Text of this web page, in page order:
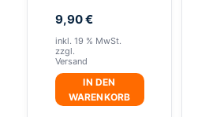
9,90€
inkl. 19 % MwSt.
zzgl.
Versand
IN DEN
WARENKORB